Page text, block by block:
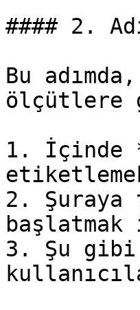
#### 2.
Bu
ölçütlere
1. İçinde
2.
başlatmak
3. Şu